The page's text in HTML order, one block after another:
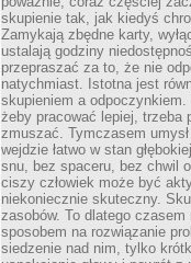
skupienie tak, jak kiedyś
Zamykają zbędne karty,
ustalają godziny
przepraszać za to, że nie
natychmiast. Istotna jest
skupieniem a
żeby pracować lepiej, trzeba
zmuszać. Tymczasem
wejdzie łatwo w stan
snu, bez spaceru, bez chwil
ciszy człowiek może być
niekoniecznie skuteczny.
zasobów. To dlatego czasem
sposobem na rozwiązanie
siedzenie nad nim, tylko